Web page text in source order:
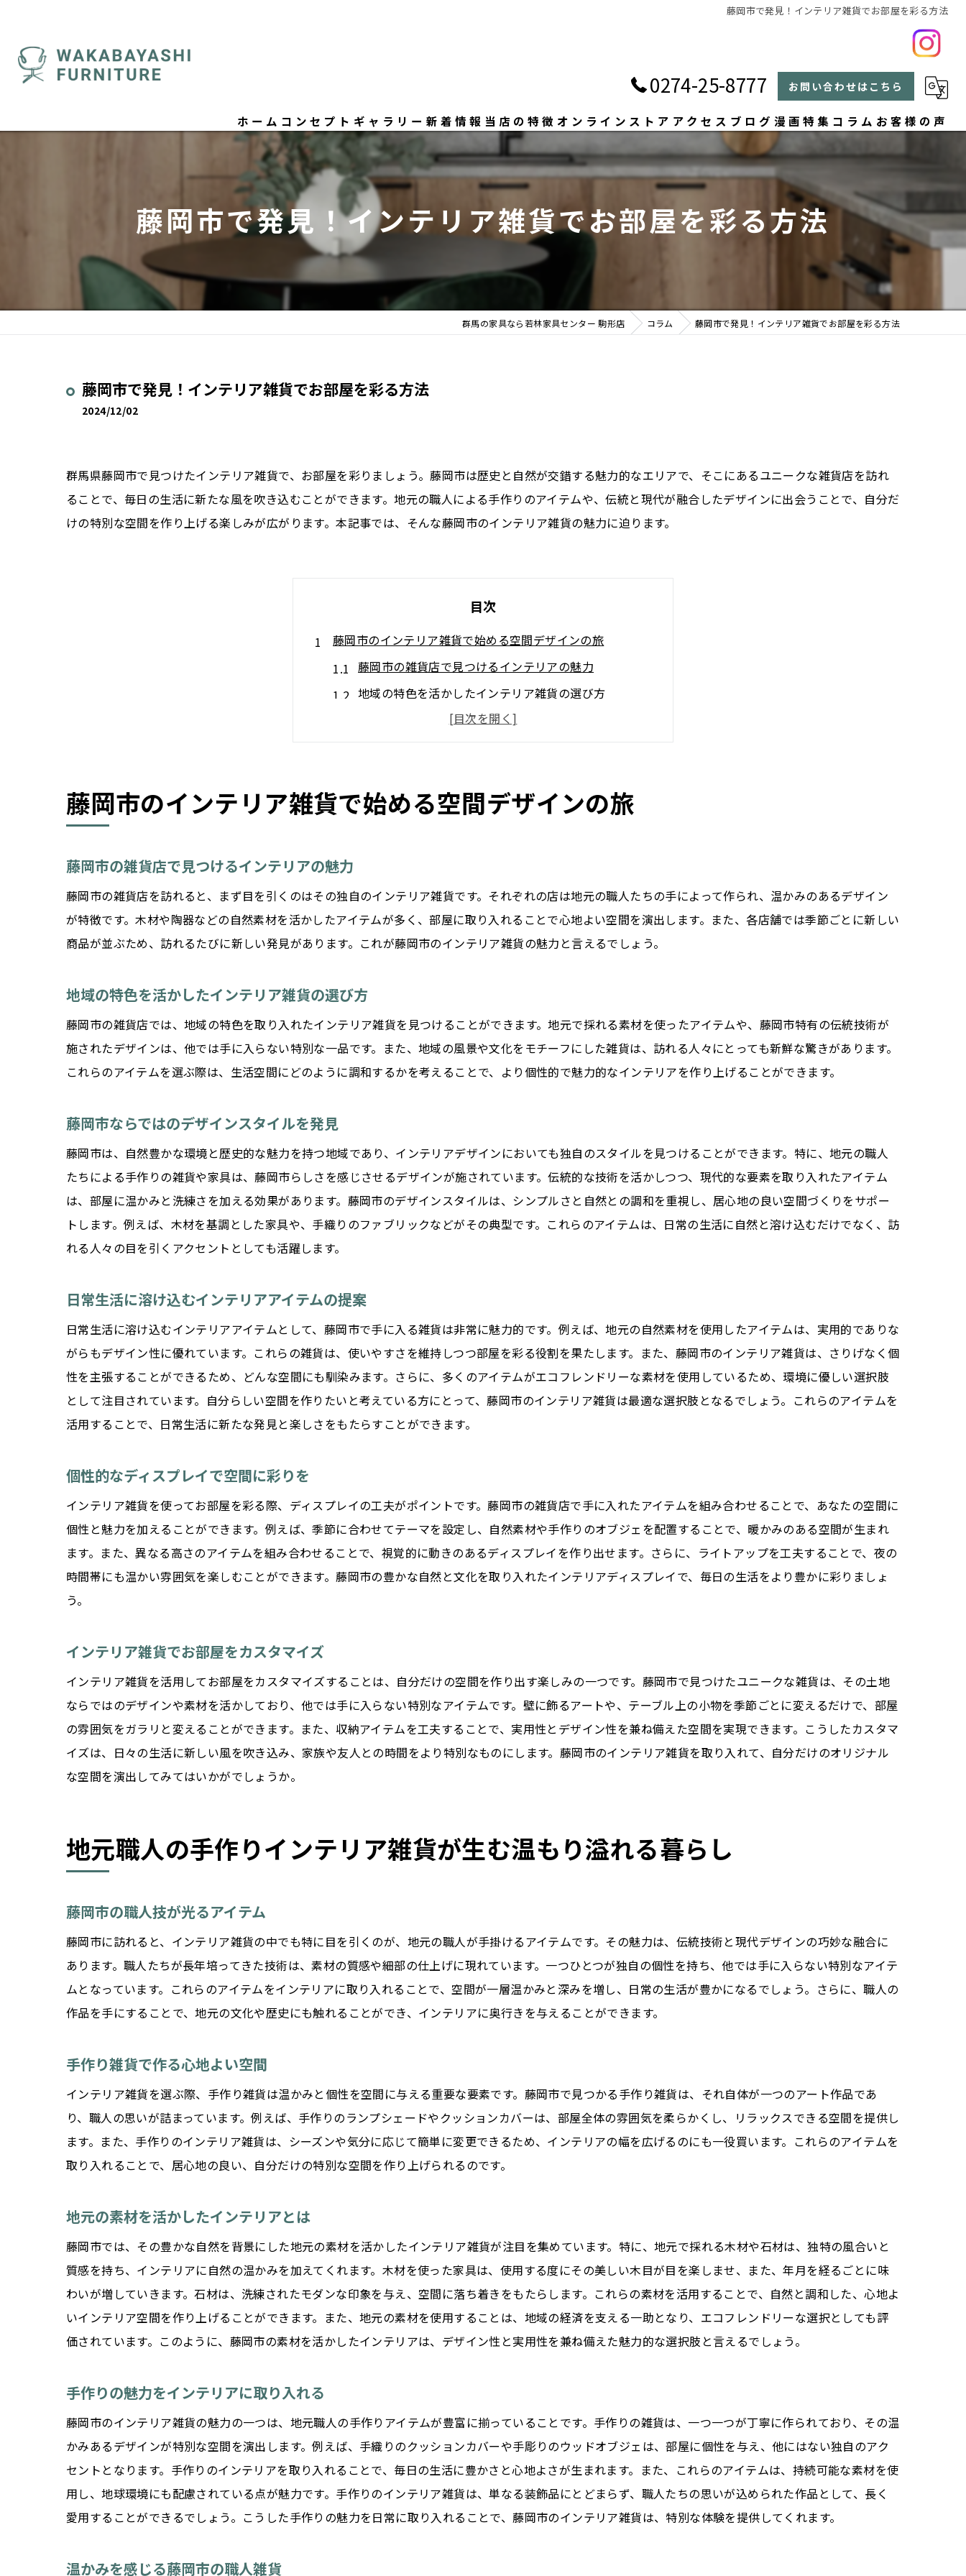
藤岡市で発見！インテリア雑貨でお部屋を彩る方法
0274-25-8777 お問い合わせはこちら
ホーム コンセプト
ごあいさつ
ギャラリー 新着情報 当店の特徴
ソファー
ダイニングセット
ベッド
修理
おしゃれ
オンラインストア アクセス ブログ 漫画特集 コラム お客様の声
藤岡市で発見！インテリア雑貨でお部屋を彩る方法
群馬の家具なら若林家具センター 駒形店 コラム 藤岡市で発見！インテリア雑貨でお部屋を彩る方法
藤岡市で発見！インテリア雑貨でお部屋を彩る方法
2024/12/02
群馬県藤岡市で見つけたインテリア雑貨で、お部屋を彩りましょう。藤岡市は歴史と自然が交錯する魅力的なエリアで、そこにあるユニークな雑貨店を訪れ
ることで、毎日の生活に新たな風を吹き込むことができます。地元の職人による手作りのアイテムや、伝統と現代が融合したデザインに出会うことで、自分だ
けの特別な空間を作り上げる楽しみが広がります。本記事では、そんな藤岡市のインテリア雑貨の魅力に迫ります。
目次
藤岡市のインテリア雑貨で始める空間デザインの旅
藤岡市の雑貨店で見つけるインテリアの魅力
地域の特色を活かしたインテリア雑貨の選び方
藤岡市ならではのデザインスタイルを発見
インテリア雑貨でお部屋をカスタマイズ
地元の素材を活かしたインテリアとは
ハンドメイド雑貨で部屋を豊かに
自然素材を使ったインテリアの提案
藤岡市の自然を表現した雑貨の選び方
自然と調和するインテリアアイディア
日常に自然の風を吹き込む雑貨
伝統と現代が交錯する藤岡市のインテリア雑貨の魅力
藤岡市の伝統工芸を取り入れたインテリア
藤岡市の歴史を感じるデザインアイテム
古き良きものと新しいものの調和
伝統技術を活かした現代インテリア
心を豊かにする藤岡市のユニークなインテリア雑貨の世界
ユニークなデザインが光る藤岡市の雑貨
ユニークな雑貨選びで心を豊かに
藤岡市の雑貨で個性を表現する
藤岡市で見つける、自分だけの特別なインテリア空間作り
インテリアに個性を加える方法
藤岡市の雑貨で唯一無二の空間を創る
特別な空間を演出する藤岡市のアイテム
インテリア雑貨が紡ぐ藤岡市の歴史と自然の調和
藤岡市の歴史を物語る雑貨を活用
自然を思わせるインテリアの提案
藤岡市の雑貨店巡りでインスパイアされる新しい暮らし
藤岡市のおすすめ雑貨店リスト
雑貨店巡りで見つける新しいインテリア
インスパイアを受ける雑貨選びのコツ
藤岡市の街歩きでインテリアを探す
藤岡市のインテリア雑貨で始める空間デザインの旅
藤岡市の雑貨店で見つけるインテリアの魅力
藤岡市の雑貨店を訪れると、まず目を引くのはその独自のインテリア雑貨です。それぞれの店は地元の職人たちの手によって作られ、温かみのあるデザイン
が特徴です。木材や陶器などの自然素材を活かしたアイテムが多く、部屋に取り入れることで心地よい空間を演出します。また、各店舗では季節ごとに新しい
商品が並ぶため、訪れるたびに新しい発見があります。これが藤岡市のインテリア雑貨の魅力と言えるでしょう。
地域の特色を活かしたインテリア雑貨の選び方
藤岡市の雑貨店では、地域の特色を取り入れたインテリア雑貨を見つけることができます。地元で採れる素材を使ったアイテムや、藤岡市特有の伝統技術が
施されたデザインは、他では手に入らない特別な一品です。また、地域の風景や文化をモチーフにした雑貨は、訪れる人々にとっても新鮮な驚きがあります。
これらのアイテムを選ぶ際は、生活空間にどのように調和するかを考えることで、より個性的で魅力的なインテリアを作り上げることができます。
藤岡市ならではのデザインスタイルを発見
藤岡市は、自然豊かな環境と歴史的な魅力を持つ地域であり、インテリアデザインにおいても独自のスタイルを見つけることができます。特に、地元の職人
たちによる手作りの雑貨や家具は、藤岡市らしさを感じさせるデザインが施されています。伝統的な技術を活かしつつ、現代的な要素を取り入れたアイテム
は、部屋に温かみと洗練さを加える効果があります。藤岡市のデザインスタイルは、シンプルさと自然との調和を重視し、居心地の良い空間づくりをサポー
トします。例えば、木材を基調とした家具や、手織りのファブリックなどがその典型です。これらのアイテムは、日常の生活に自然と溶け込むだけでなく、訪
れる人々の目を引くアクセントとしても活躍します。
日常生活に溶け込むインテリアアイテムの提案
日常生活に溶け込むインテリアアイテムとして、藤岡市で手に入る雑貨は非常に魅力的です。例えば、地元の自然素材を使用したアイテムは、実用的でありな
がらもデザイン性に優れています。これらの雑貨は、使いやすさを維持しつつ部屋を彩る役割を果たします。また、藤岡市のインテリア雑貨は、さりげなく個
性を主張することができるため、どんな空間にも馴染みます。さらに、多くのアイテムがエコフレンドリーな素材を使用しているため、環境に優しい選択肢
として注目されています。自分らしい空間を作りたいと考えている方にとって、藤岡市のインテリア雑貨は最適な選択肢となるでしょう。これらのアイテムを
活用することで、日常生活に新たな発見と楽しさをもたらすことができます。
個性的なディスプレイで空間に彩りを
インテリア雑貨を使ってお部屋を彩る際、ディスプレイの工夫がポイントです。藤岡市の雑貨店で手に入れたアイテムを組み合わせることで、あなたの空間に
個性と魅力を加えることができます。例えば、季節に合わせてテーマを設定し、自然素材や手作りのオブジェを配置することで、暖かみのある空間が生まれ
ます。また、異なる高さのアイテムを組み合わせることで、視覚的に動きのあるディスプレイを作り出せます。さらに、ライトアップを工夫することで、夜の
時間帯にも温かい雰囲気を楽しむことができます。藤岡市の豊かな自然と文化を取り入れたインテリアディスプレイで、毎日の生活をより豊かに彩りましょ
う。
インテリア雑貨でお部屋をカスタマイズ
インテリア雑貨を活用してお部屋をカスタマイズすることは、自分だけの空間を作り出す楽しみの一つです。藤岡市で見つけたユニークな雑貨は、その土地
ならではのデザインや素材を活かしており、他では手に入らない特別なアイテムです。壁に飾るアートや、テーブル上の小物を季節ごとに変えるだけで、部屋
の雰囲気をガラリと変えることができます。また、収納アイテムを工夫することで、実用性とデザイン性を兼ね備えた空間を実現できます。こうしたカスタマ
イズは、日々の生活に新しい風を吹き込み、家族や友人との時間をより特別なものにします。藤岡市のインテリア雑貨を取り入れて、自分だけのオリジナル
な空間を演出してみてはいかがでしょうか。
地元職人の手作りインテリア雑貨が生む温もり溢れる暮らし
藤岡市の職人技が光るアイテム
藤岡市に訪れると、インテリア雑貨の中でも特に目を引くのが、地元の職人が手掛けるアイテムです。その魅力は、伝統技術と現代デザインの巧妙な融合に
あります。職人たちが長年培ってきた技術は、素材の質感や細部の仕上げに現れています。一つひとつが独自の個性を持ち、他では手に入らない特別なアイテ
ムとなっています。これらのアイテムをインテリアに取り入れることで、空間が一層温かみと深みを増し、日常の生活が豊かになるでしょう。さらに、職人の
作品を手にすることで、地元の文化や歴史にも触れることができ、インテリアに奥行きを与えることができます。
手作り雑貨で作る心地よい空間
インテリア雑貨を選ぶ際、手作り雑貨は温かみと個性を空間に与える重要な要素です。藤岡市で見つかる手作り雑貨は、それ自体が一つのアート作品であ
り、職人の思いが詰まっています。例えば、手作りのランプシェードやクッションカバーは、部屋全体の雰囲気を柔らかくし、リラックスできる空間を提供し
ます。また、手作りのインテリア雑貨は、シーズンや気分に応じて簡単に変更できるため、インテリアの幅を広げるのにも一役買います。これらのアイテムを
取り入れることで、居心地の良い、自分だけの特別な空間を作り上げられるのです。
地元の素材を活かしたインテリアとは
藤岡市では、その豊かな自然を背景にした地元の素材を活かしたインテリア雑貨が注目を集めています。特に、地元で採れる木材や石材は、独特の風合いと
質感を持ち、インテリアに自然の温かみを加えてくれます。木材を使った家具は、使用する度にその美しい木目が目を楽しませ、また、年月を経るごとに味
わいが増していきます。石材は、洗練されたモダンな印象を与え、空間に落ち着きをもたらします。これらの素材を活用することで、自然と調和した、心地よ
いインテリア空間を作り上げることができます。また、地元の素材を使用することは、地域の経済を支える一助となり、エコフレンドリーな選択としても評
価されています。このように、藤岡市の素材を活かしたインテリアは、デザイン性と実用性を兼ね備えた魅力的な選択肢と言えるでしょう。
手作りの魅力をインテリアに取り入れる
藤岡市のインテリア雑貨の魅力の一つは、地元職人の手作りアイテムが豊富に揃っていることです。手作りの雑貨は、一つ一つが丁寧に作られており、その温
かみあるデザインが特別な空間を演出します。例えば、手織りのクッションカバーや手彫りのウッドオブジェは、部屋に個性を与え、他にはない独自のアク
セントとなります。手作りのインテリアを取り入れることで、毎日の生活に豊かさと心地よさが生まれます。また、これらのアイテムは、持続可能な素材を使
用し、地球環境にも配慮されている点が魅力です。手作りのインテリア雑貨は、単なる装飾品にとどまらず、職人たちの思いが込められた作品として、長く
愛用することができるでしょう。こうした手作りの魅力を日常に取り入れることで、藤岡市のインテリア雑貨は、特別な体験を提供してくれます。
温かみを感じる藤岡市の職人雑貨